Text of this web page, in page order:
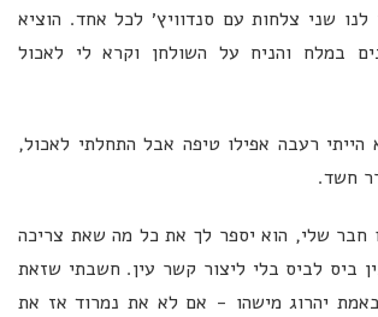
שני צלחות עם סנדוויץ׳ לכל אחד. הוציא
במלח והניח על השולחן וקרא לי לאכול
הייתי רעבה אפילו טיפה אבל התחלתי לאכול,
חשד.
חבר שלי, הוא יספר לך את כל מה שאת צריכה
ביס לביס בלי ליצור קשר עין. חשבתי שזאת
יהרוג מישהו - אם לא את נמרוד אז את